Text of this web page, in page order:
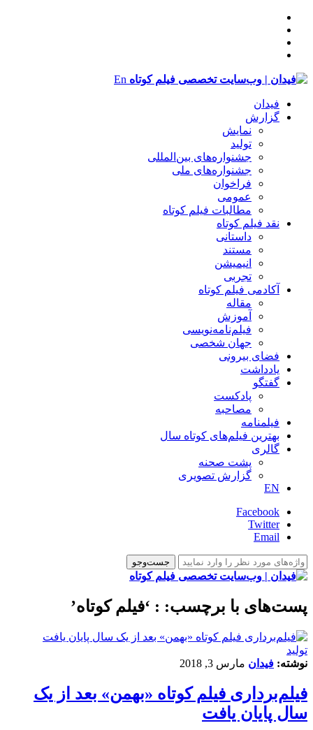
En
فیدان
گزارش
نمایش
تولید
‌‌جشنواره‌های بین‌المللی
جشنواره‌های ملی
فراخوان
عمومی
مطالبات فیلم کوتاه
نقد فیلم کوتاه
داستانی
مستند
انیمیشن
تجربی
آکادمی فیلم کوتاه
مقاله
آموزش
فیلم‌نامه‌نویسی
جهان شخصی
فضای بیرونی
یادداشت
گفتگو
پادکست
مصاحبه
فیلمنامه
بهترین فیلم‌های کوتاه سال
گالری
پشت صحنه
گزارش تصویری
EN
Facebook
Twitter
Email
پست‌های با برچسب: : ‘فیلم کوتاه’
تولید
نوشته: فیدان مارس 3, 2018
فیلم‌برداری فیلم کوتاه «بهمن» بعد از یک
سال پایان یافت